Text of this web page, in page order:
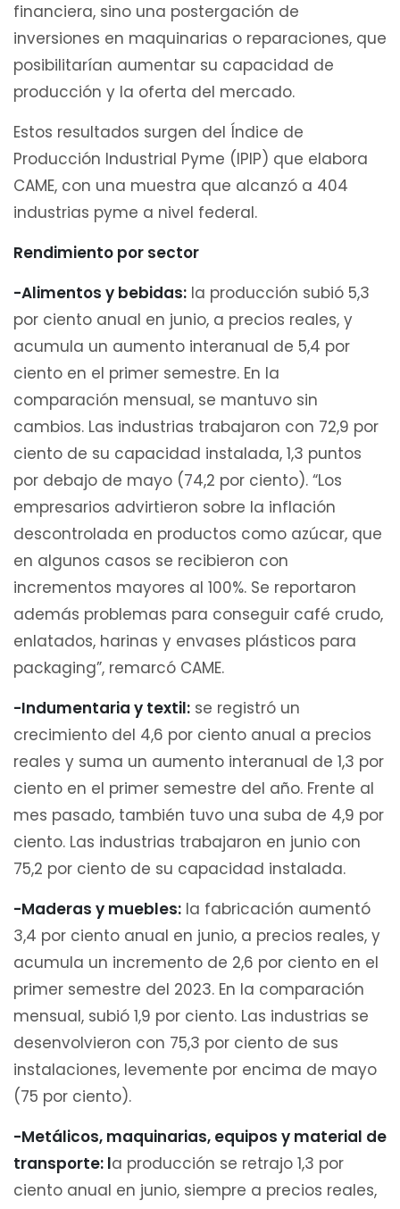
financiera, sino una postergación de
inversiones en maquinarias o reparaciones, que
posibilitarían aumentar su capacidad de
producción y la oferta del mercado.
Estos resultados surgen del Índice de
Producción Industrial Pyme (IPIP) que elabora
CAME, con una muestra que alcanzó a 404
industrias pyme a nivel federal.
Rendimiento por sector
-Alimentos y bebidas: la producción subió 5,3
por ciento anual en junio, a precios reales, y
acumula un aumento interanual de 5,4 por
ciento en el primer semestre. En la
comparación mensual, se mantuvo sin
cambios. Las industrias trabajaron con 72,9 por
ciento de su capacidad instalada, 1,3 puntos
por debajo de mayo (74,2 por ciento). “Los
empresarios advirtieron sobre la inflación
descontrolada en productos como azúcar, que
en algunos casos se recibieron con
incrementos mayores al 100%. Se reportaron
además problemas para conseguir café crudo,
enlatados, harinas y envases plásticos para
packaging”, remarcó CAME.
-Indumentaria y textil: se registró un
crecimiento del 4,6 por ciento anual a precios
reales y suma un aumento interanual de 1,3 por
ciento en el primer semestre del año. Frente al
mes pasado, también tuvo una suba de 4,9 por
ciento. Las industrias trabajaron en junio con
75,2 por ciento de su capacidad instalada.
-Maderas y muebles: la fabricación aumentó
3,4 por ciento anual en junio, a precios reales, y
acumula un incremento de 2,6 por ciento en el
primer semestre del 2023. En la comparación
mensual, subió 1,9 por ciento. Las industrias se
desenvolvieron con 75,3 por ciento de sus
instalaciones, levemente por encima de mayo
(75 por ciento).
-Metálicos, maquinarias, equipos y material de
transporte: la producción se retrajo 1,3 por
ciento anual en junio, siempre a precios reales,